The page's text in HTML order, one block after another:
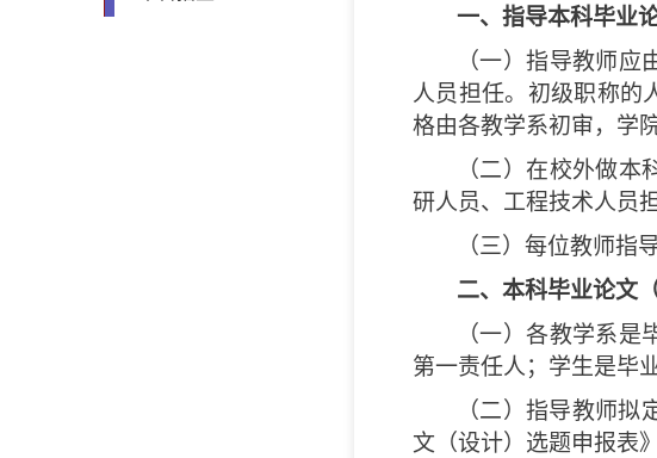
一、指导本科毕业
（一）指导教师
人员担任。初级职称的
格由各教学系初审，学
（二）在校外做
研人员、工程技术人员
（三）每位教师指
二、本科毕业论文
（一）各教学系
第一责任人；学生是毕
（二）指导教师
文（设计）选题申报表